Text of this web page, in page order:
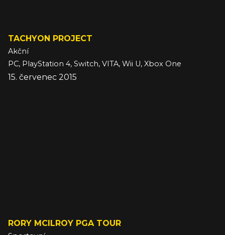
TACHYON PROJECT
Akční
PC, PlayStation 4, Switch, VITA, Wii U, Xbox One
15. červenec 2015
RORY MCILROY PGA TOUR